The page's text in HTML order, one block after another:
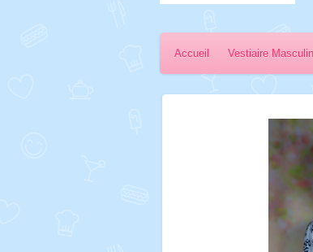
Accueil Vestiaire Masculin